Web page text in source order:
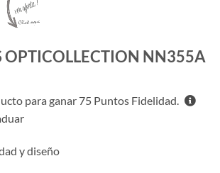
OPTICOLLECTION NN355A
para ganar 75 Puntos Fidelidad.
y diseño